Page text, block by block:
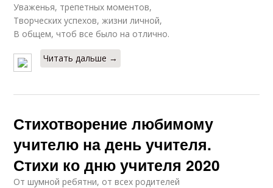
Уваженья, трепетных моментов,
Творческих успехов, жизни личной,
В общем, чтоб все было на отлично.
Читать дальше →
Стихотворение любимому
учителю на день учителя.
Стихи ко дню учителя 2020
От шумной ребятни, от всех родителей